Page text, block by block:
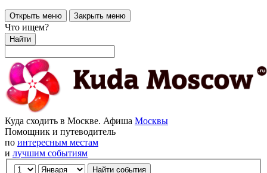
Открыть меню Закрыть меню
Что ищем?
Найти
Куда сходить в Москве. Афиша Москвы
Помощник и путеводитель
по интересным местам
и лучшим событиям